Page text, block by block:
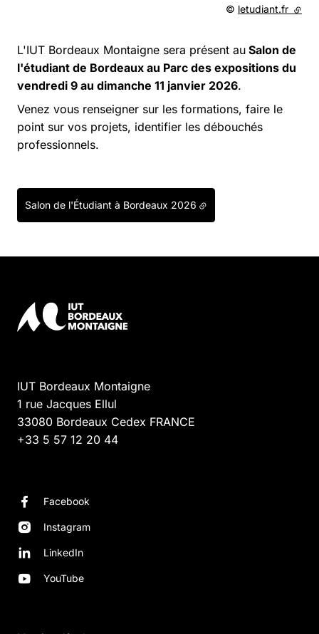
L'IUT Bordeaux Montaigne sera présent au Salon de
l'étudiant de Bordeaux au Parc des expositions du
vendredi 9 au dimanche 11 janvier 2026.
Venez vous renseigner sur les formations, faire le
point sur vos projets, identifier les débouchés
professionnels.
Salon de l'Étudiant à Bordeaux 2026
Droits réservés :
© letudiant.fr (lien
IUT Bordeaux Montaigne
1 rue Jacques Ellul
33080 Bordeaux Cedex FRANCE
+33 5 57 12 20 44
Facebook
Instagram
LinkedIn
YouTube